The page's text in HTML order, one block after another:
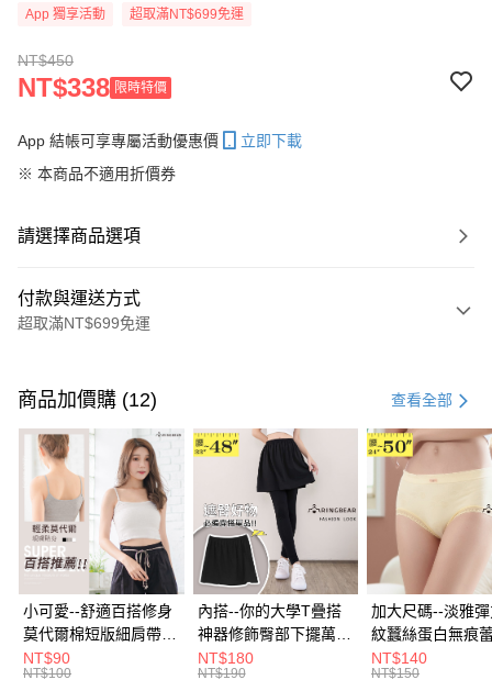
App 獨享活動 超取滿NT$699免運
NT$450
NT$338 限時特價
App 結帳可享專屬活動優惠價
立即下載
※ 本商品不適用折價券
請選擇商品選項
付款與運送方式
超取滿NT$699免運
信用卡一次付款
超商取貨付款
LINE Pay
Apple Pay
街口支付
悠遊付
Google Pay
全盈+PAY
商品加價購 (12) 查看全部
小可愛--舒適百搭修身
莫代爾棉短版細肩帶素
色背心(白.黑.灰L-2L)-
U582眼圈熊中大尺碼
NT$90
NT$100
內搭--你的大學T疊搭
神器修飾臀部下擺萬用
內搭裙/遮臀裙(黑2L-
6L)-Q155眼圈熊中大
NT$180
NT$190
加大尺碼--淡雅
紋蠶絲蛋白無痕
角內褲(白.粉.藍.
3L)-L28眼圈熊中
NT$140
NT$150